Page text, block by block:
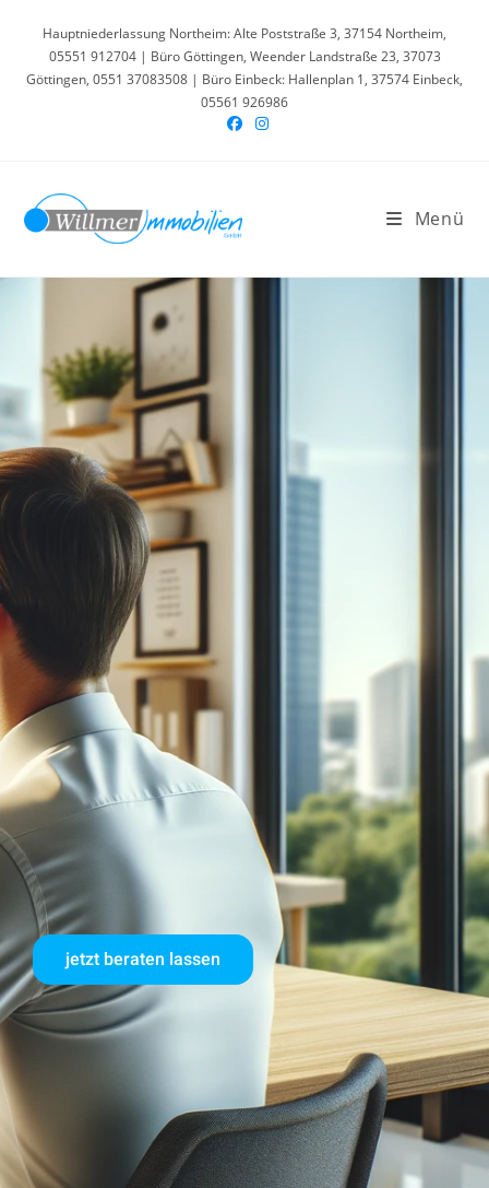
Hauptniederlassung Northeim: Alte Poststraße 3, 37154 Northeim,
05551 912704 | Büro Göttingen, Weender Landstraße 23, 37073
Göttingen, 0551 37083508 | Büro Einbeck: Hallenplan 1, 37574 Einbeck,
05561 926986
Menü
jetzt beraten lassen